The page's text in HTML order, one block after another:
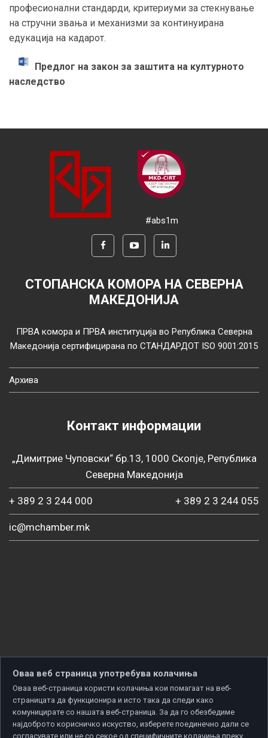
професионални стандарди, критериуми за стекнување
на стручни звања и механизми за континуирана
едукација на кадарот.
Предлог на закон за заштита на културното
наследство
#abs1m
СТОПАНСКА КОМОРА НА СЕВЕРНА
МАКЕДОНИЈА
ПРВА комора и ПРВА институција во Република Северна
Македонија сертифицирана по СТАНДАРДОТ ISO 9001:2015
Архива
Контакт информации
„Димитрие Чуповски“ бр.13, 1000 Скопје, Република
Северна Македонија
+ 389 2 3 244 000 + 389 2 3 244 055
ic@mchamber.mk
Оваа веб страница употребува колачиња
Оваа веб-страница користи колачиња кои помагаат на веб-
страницата да функционира и исто така да следи како
комуницирате со нашата веб-страница. За да го обезбедиме
најдоброто корисничко искуство, изберете поединечно дали се
согласувате или не со секое од специфичните колачиња преку